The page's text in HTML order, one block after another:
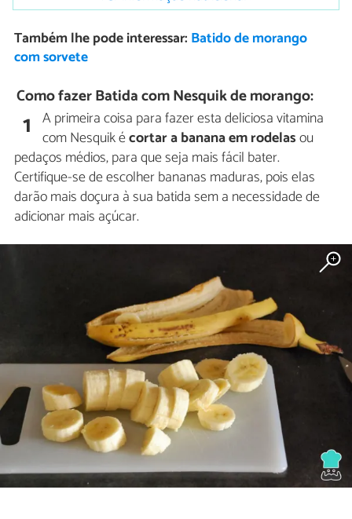
Também lhe pode interessar: Batido de morango
com sorvete
Como fazer Batida com Nesquik de morango:
1 A primeira coisa para fazer esta deliciosa vitamina
com Nesquik écortar a banana em rodelasou
pedaços médios, para que seja mais fácil bater.
Certifique-se de escolher bananas maduras, pois elas
darão mais doçura à sua batida sem a necessidade de
adicionar mais açúcar.